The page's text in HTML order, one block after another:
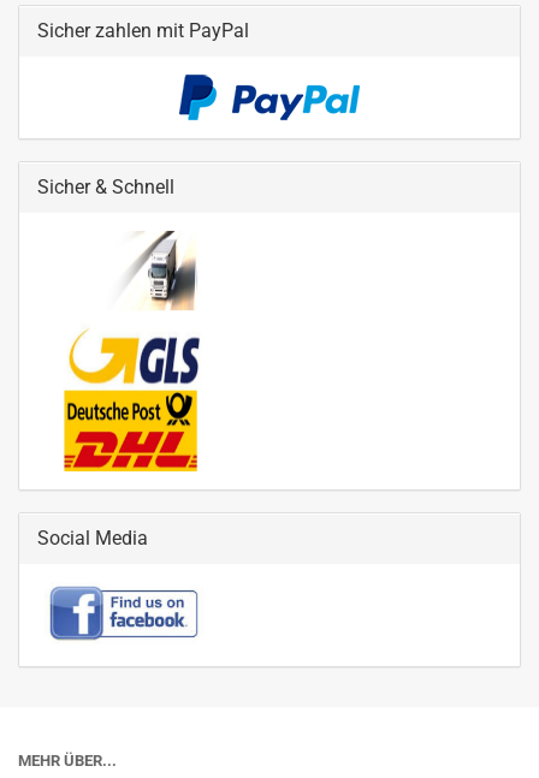
Sicher zahlen mit PayPal
Sicher & Schnell
Social Media
MEHR ÜBER...